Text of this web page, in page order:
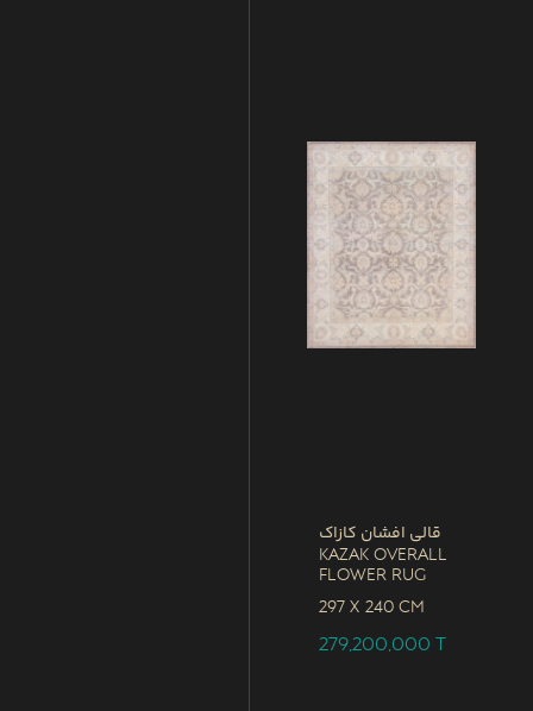
قالی افشان کازاک
Kazak Overall
Flower Rug
297 x 240 CM
279,200,000T